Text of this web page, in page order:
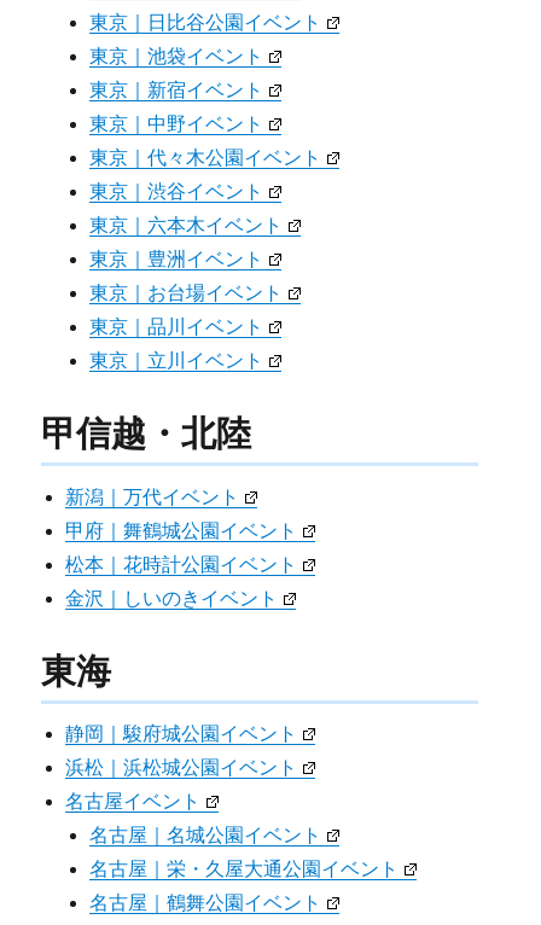
東京｜日比谷公園イベント
東京｜池袋イベント
東京｜新宿イベント
東京｜中野イベント
東京｜代々木公園イベント
東京｜渋谷イベント
東京｜六本木イベント
東京｜豊洲イベント
東京｜お台場イベント
東京｜品川イベント
東京｜立川イベント
甲信越・北陸
新潟｜万代イベント
甲府｜舞鶴城公園イベント
松本｜花時計公園イベント
金沢｜しいのきイベント
東海
静岡｜駿府城公園イベント
浜松｜浜松城公園イベント
名古屋イベント
名古屋｜名城公園イベント
名古屋｜栄・久屋大通公園イベント
名古屋｜鶴舞公園イベント